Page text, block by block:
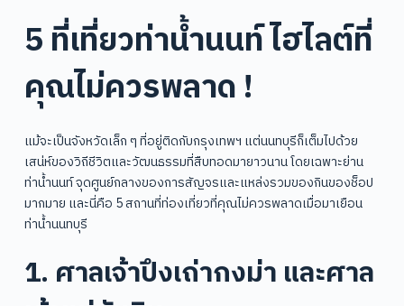
5 ที่เที่ยวท่าน้ำนนท์ ไฮไลต์ที่
คุณไม่ควรพลาด !
แม้จะเป็นจังหวัดเล็ก ๆ ที่อยู่ติดกับกรุงเทพฯ แต่นนทบุรีก็เต็มไปด้วย
เสน่ห์ของวิถีชีวิตและวัฒนธรรมที่สืบทอดมายาวนาน โดยเฉพาะย่าน
ท่าน้ำนนท์ จุดศูนย์กลางของการสัญจรและแหล่งรวมของกินของช็อป
มากมาย และนี่คือ 5 สถานที่ท่องเที่ยวที่คุณไม่ควรพลาดเมื่อมาเยือน
ท่าน้ำนนทบุรี
1. ศาลเจ้าปึงเถ่ากงม่า และศาล